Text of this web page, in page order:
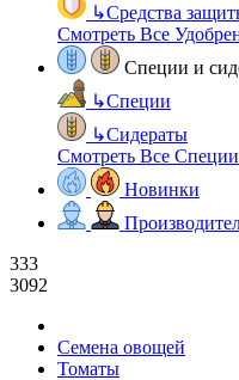
↳Средства
Смотреть Все
Специи и
↳Специи
↳Сидераты
Смотреть Все
Новинки
333
3092
Семена овощей
Томаты